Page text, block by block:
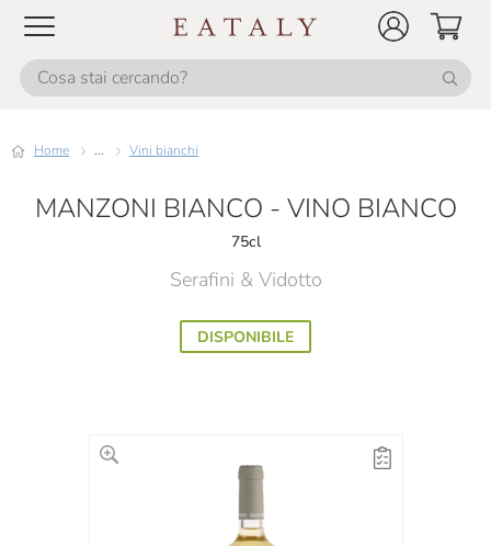
Home ... Vini bianchi
MANZONI BIANCO - VINO BIANCO
75cl
Serafini & Vidotto
DISPONIBILE